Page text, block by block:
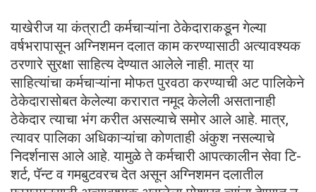
याखेरीज या कंत्राटी कर्मचाऱ्यांना ठेकेदाराकडून गेल्या
वर्षभरापासून अग्निशमन दलात काम करण्यासाठी अत्यावश्यक
ठरणारे सुरक्षा साहित्य देण्यात आलेले नाही. मात्र या
साहित्यांचा कर्मचाऱ्यांना मोफत पुरवठा करण्याची अट पालिकेने
ठेकेदारासोबत केलेल्या करारात नमूद केलेली असतानाही
ठेकेदार त्याचा भंग करीत असल्याचे समोर आले आहे. मात्र,
त्यावर पालिका अधिकाऱ्यांचा कोणताही अंकुश नसल्याचे
निदर्शनास आले आहे. यामुळे ते कर्मचारी आपत्कालीन सेवा टि-
शर्ट, पॅन्ट व गमबुटवरच देत असून अग्निशमन दलातील